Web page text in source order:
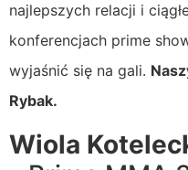
najlepszych relacji i
konferencjach prime
wyjaśnić się na gali.
Rybak.
Wiola